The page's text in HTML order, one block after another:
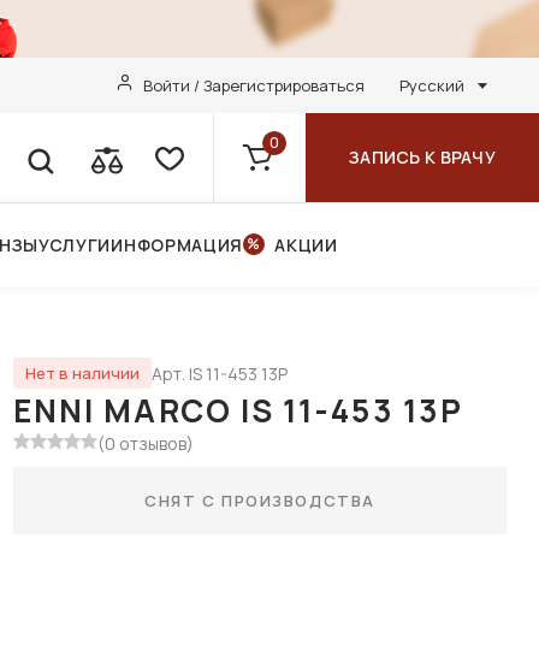
Войти / Зарегистрироваться Русский
0
ЗАПИСЬ К ВРАЧУ
УСЛУГИИНФОРМАЦИЯ АКЦИИ
Нет в наличии Арт. IS 11-453 13P
ENNI MARCO IS 11-453 13P
(0 отзывов)
СНЯТ С ПРОИЗВОДСТВА